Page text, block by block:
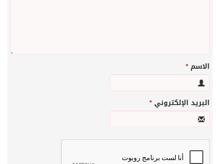
الاسم*
البريد الإلكتروني*